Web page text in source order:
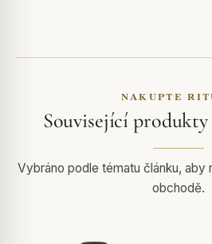
NAKUPTE
Související
Vybráno podle tématu článku, aby
obchodě.